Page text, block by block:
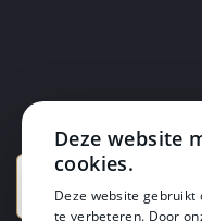
Deze website
cookies.
Deze website
te verbeteren. Door